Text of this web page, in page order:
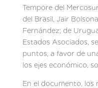
Tempore del
del Brasil, Jair
Fernández; de
Estados Asociados,
puntos, a favor de
los ejes económico,
En el documento, los